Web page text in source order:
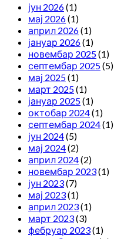
јун 2026(1)
мај 2026(1)
април 2026(1)
јануар 2026(1)
новембар 2025(1)
септембар 2025(5)
мај 2025(1)
март 2025(1)
јануар 2025(1)
октобар 2024(1)
септембар 2024(1)
јун 2024(5)
мај 2024(2)
април 2024(2)
новембар 2023(1)
јун 2023(7)
мај 2023(1)
април 2023(1)
март 2023(3)
фебруар 2023(1)